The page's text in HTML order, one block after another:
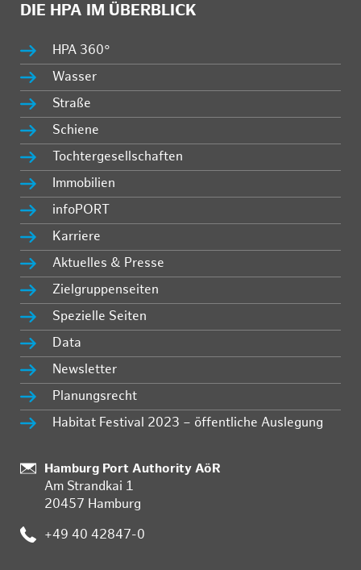
DIE HPA IM ÜBERBLICK
HPA 360°
Wasser
Straße
Schiene
Tochtergesellschaften
Immobilien
infoPORT
Karriere
Aktuelles & Presse
Zielgruppenseiten
Spezielle Seiten
Data
Newsletter
Planungsrecht
Habitat Festival 2023 – öffentliche Auslegung
Standort:
Hamburg Port Authority AöR
Am Strandkai 1
20457 Hamburg
Telefon:
+49 40 42847-0